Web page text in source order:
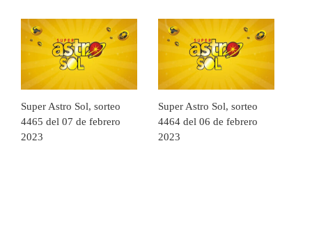
Super Astro Sol, sorteo
4465 del 07 de febrero
2023
Super Astro Sol, sorteo
4464 del 06 de febrero
2023